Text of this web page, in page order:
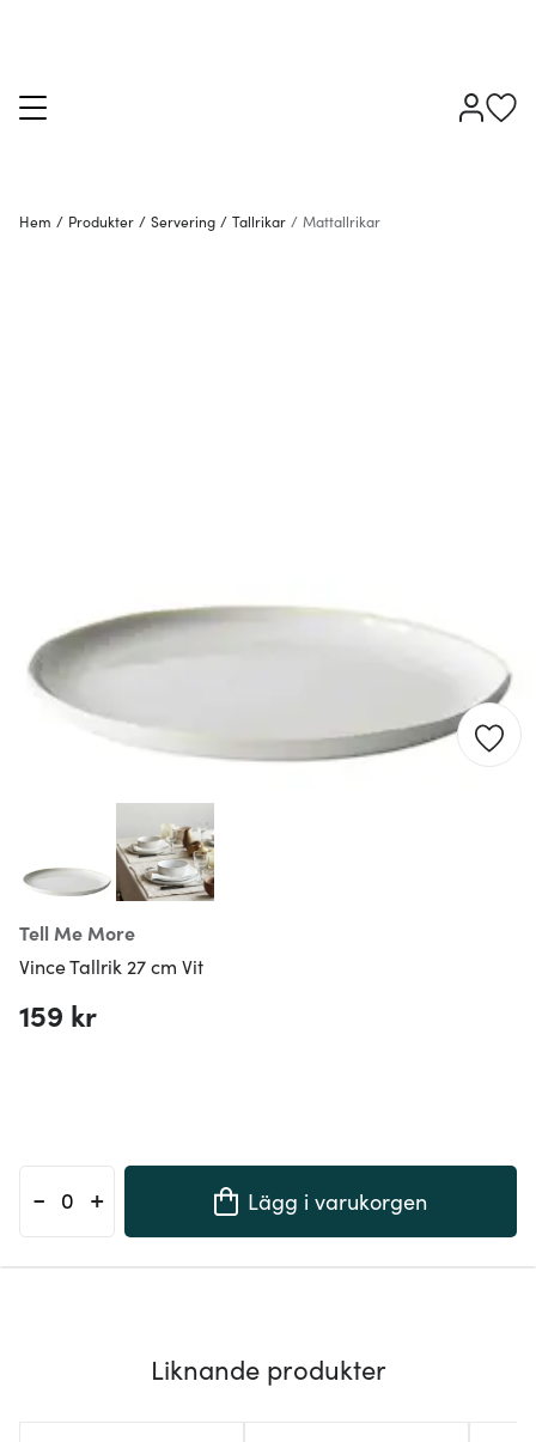
Hem / Produkter / Servering / Tallrikar / Mattallrikar
Tell Me More
Vince Tallrik 27 cm Vit
159 kr
- + Lägg i varukorgen
Liknande produkter